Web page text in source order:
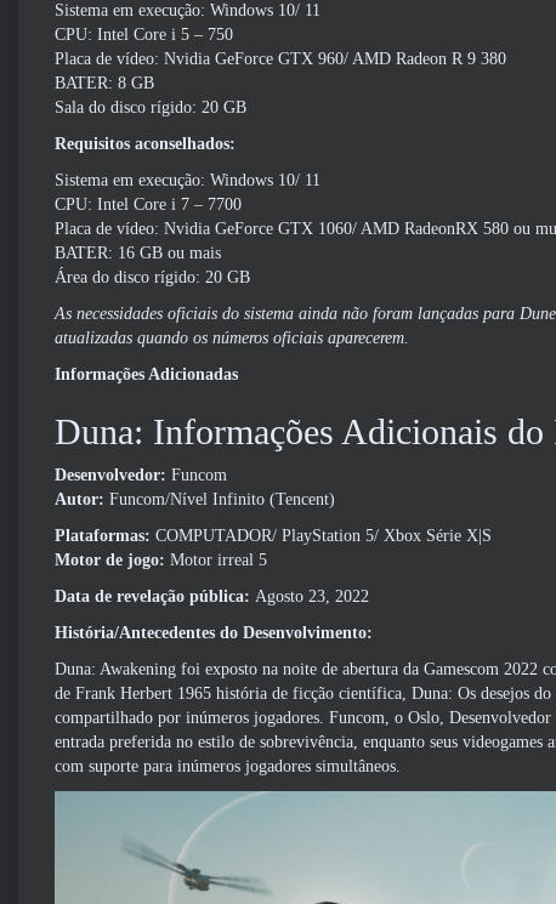
Sistema em execução: Windows 10/ 11
CPU: Intel Core i 5 – 750
Placa de vídeo: Nvidia GeForce GTX 960/ AMD Radeon R 9 380
BATER: 8 GB
Sala do disco rígido: 20 GB
Requisitos aconselhados:
Sistema em execução: Windows 10/ 11
CPU: Intel Core i 7 – 7700
Placa de vídeo: Nvidia GeForce GTX 1060/ AMD RadeonRX 580 ou
BATER: 16 GB ou mais
Área do disco rígido: 20 GB
As necessidades oficiais do sistema ainda não foram lançadas para
atualizadas quando os números oficiais aparecerem.
Informações Adicionadas
Duna: Informações Adicionais do
Desenvolvedor: Funcom
Autor: Funcom/Nível Infinito (Tencent)
Plataformas: COMPUTADOR/ PlayStation 5/ Xbox Série X|S
Motor de jogo: Motor irreal 5
Data de revelação pública: Agosto 23, 2022
História/Antecedentes do Desenvolvimento:
Duna: Awakening foi exposto na noite de abertura da Gamescom
de Frank Herbert 1965 história de ficção científica, Duna: Os desejos
compartilhado por inúmeros jogadores. Funcom, o Oslo,
entrada preferida no estilo de sobrevivência, enquanto seus
com suporte para inúmeros jogadores simultâneos.